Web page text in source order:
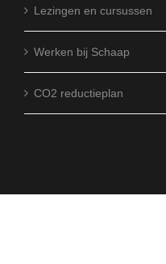
Lezingen en cursussen
Werken bij Schaap
CO2 reductieplan